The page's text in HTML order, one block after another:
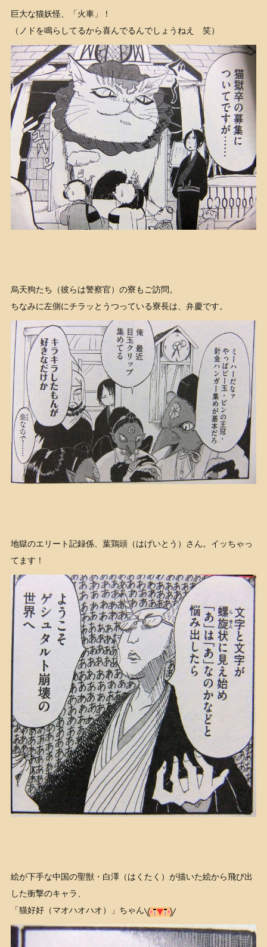
巨大な猫妖怪、「火車」！
（ノドを鳴らしてるから喜んでるんでしょうねえ 笑）
烏天狗たち（彼らは警察官）の寮もご訪問。
ちなみに左側にチラッとうつっている寮長は、弁慶です。
地獄のエリート記録係、葉鶏頭（はげいとう）さん。イッちゃっ
てます！
絵が下手な中国の聖獣・白澤（はくたく）が描いた絵から飛び出
した衝撃のキャラ、
「猫好好（マオハオハオ）」ちゃん